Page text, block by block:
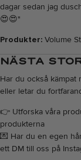
dagar sedan jag
😍😍"
Produkter: Volume
NÄSTA
Har du också
eller letar du
👉 Utforska våra
produkterna
💌 Har du en egen
ett DM till oss på